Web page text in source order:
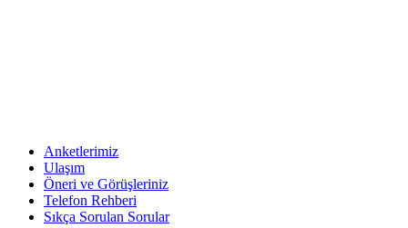
Anketlerimiz
Ulaşım
Öneri ve Görüşleriniz
Telefon Rehberi
Sıkça Sorulan Sorular